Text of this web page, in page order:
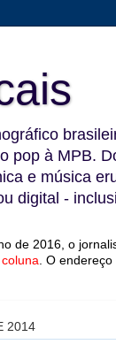
pop à MPB.
e música
digital -
de 2016, o
coluna O endereço
2014